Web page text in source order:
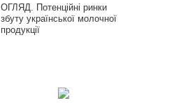
ОГЛЯД. Потенційні ринки
збуту української молочної
продукції